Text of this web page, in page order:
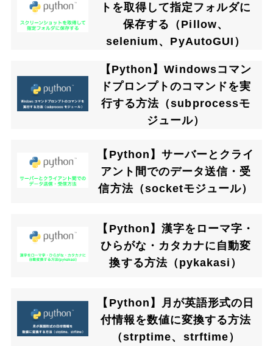
トを取得して指定フォルダに
保存する（Pillow、
selenium、PyAutoGUI）
【Python】Windowsコマン
ドプロンプトのコマンドを実
行する方法（subprocessモ
ジュール）
【Python】サーバーとクライ
アント間でのデータ送信・受
信方法（socketモジュール）
【Python】漢字をローマ字・
ひらがな・カタカナに自動変
換する方法（pykakasi）
【Python】月が英語形式の日
付情報を数値に変換する方法
（strptime、strftime）